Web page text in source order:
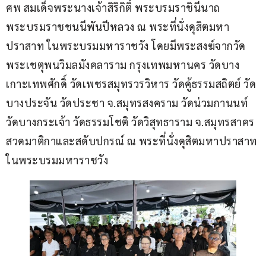
ศพ สมเด็จพระนางเจ้าสิริกิติ์ พระบรมราชินีนาถ
พระบรมราชชนนีพันปีหลวง ณ พระที่นั่งดุสิตมหา
ปราสาท ในพระบรมมหาราชวัง โดยมีพระสงฆ์จากวัด
พระเชตุพนวิมลมังคลาราม กรุงเทพมหานคร วัดบาง
เกาะเทพศักดิ์ วัดเพชรสมุทรวรวิหาร วัดคู้ธรรมสถิตย์ วัด
บางประจัน วัดประชา จ.สมุทรสงคราม วัดน่วมกานนท์
วัดบางกระเจ้า วัดธรรมโชติ วัดวิสุทธาราม จ.สมุทรสาคร
สวดมาติกาและสดับปกรณ์ ณ พระที่นั่งดุสิตมหาปราสาท
ในพระบรมมหาราชวัง